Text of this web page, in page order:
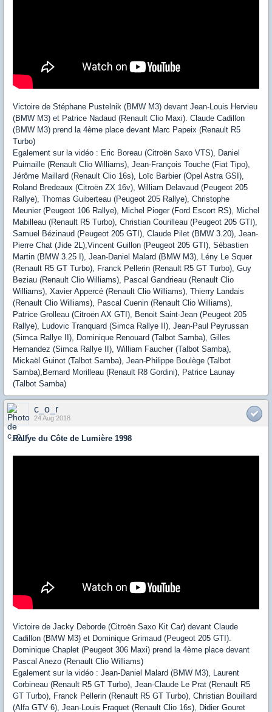
Victoire de Stéphane Pustelnik (BMW M3) devant Jean-Louis Hervieu
(BMW M3) et Patrice Nadaud (Renault Clio Maxi). Claude Cadillon
(BMW M3) prend la 4ème place devant Marc Papeix (Renault R5
Turbo)
Egalement sur la vidéo : Eric Boreau (Citroën Saxo VTS), Daniel
Puimaille (Renault Clio Williams), Jean-François Touche (Fiat Tipo),
Jérôme Maillard (Renault Clio 16s), Loïc Barbier (Opel Astra GSI),
Roland Bredeaux (Citroën ZX 16v), William Delavaud (Peugeot 205
Rallye), Thomas Guiberteau (Peugeot 205 Rallye), Christophe
Meunier (Peugeot 106 Rallye), Michel Pioger (Ford Escort RS), Michel
Mabilleau (Renault R5 Turbo), Christian Courilleau (Peugeot 205 GTI),
Samuel Bézinaud (Peugeot 205 GTI), Claude Pilet (BMW 3.20), Jean-
Pierre Chat (Jide 2L),Vincent Guillon (Peugeot 205 GTI), Sébastien
Martin (BMW 3.25 I), Jean-Daniel Malard (BMW M3), Lény Le Squer
(Renault R5 GT Turbo), Franck Pellerin (Renault R5 GT Turbo), Guy
Beziau (Renault Clio Williams), Pascal Gandrieau (Renault Clio
Williams), Xavier Appercé (Renault Clio Williams), Thierry Landais
(Renault Clio Williams), Pascal Cuenin (Renault Clio Williams),
Patrice Grolleau (Citroën AX GTI), Benoit Saint-Jean (Peugeot 205
Rallye), Ludovic Tranquard (Simca Rallye II), Jean-Paul Peyrussan
(Simca Rallye II), Dominique Renouard (Talbot Samba), Gilles
Hernandez (Simca Rallye II), William Faucher (Talbot Samba),
Mickaël Guinot (Talbot Samba), Jean-Philippe Boulège (Talbot
Samba),Bernard Morilleau (Renault R8 Gordini), Patrice Launay
(Talbot Samba)
c_o_r
24 Aug 2018
Rallye du Côte de Lumière 1998
Victoire de Jacky Deborde (Citroën Saxo Kit Car) devant Claude
Cadillon (BMW M3) et Dominique Grimaud (Peugeot 205 GTI).
Dominique Chaplet (Peugeot 306 Maxi) prend la 4ème place devant
Pascal Anezo (Renault Clio Williams)
Egalement sur la vidéo : Jean-Daniel Malard (BMW M3), Laurent
Corbineau (Renault R5 GT Turbo), Jean-Claude Le Prat (Renault R5
GT Turbo), Franck Pellerin (Renault R5 GT Turbo), Christian Bouillard
(Alfa GTV 6), Jean-Louis Fraquet (Renault Clio 16s), Didier Gouret